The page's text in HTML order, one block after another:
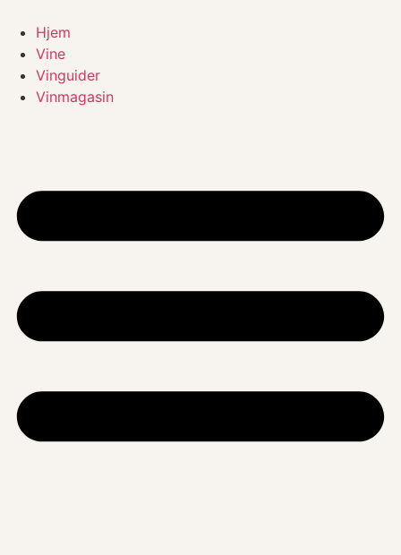
indhold
Hjem
Vine
Vinguider
Vinmagasin